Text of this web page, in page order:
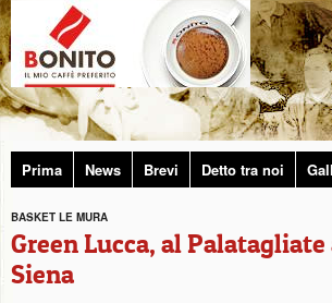
Prima News Brevi Detto tra noi
BASKET LE MURA
Green Lucca, al
Siena